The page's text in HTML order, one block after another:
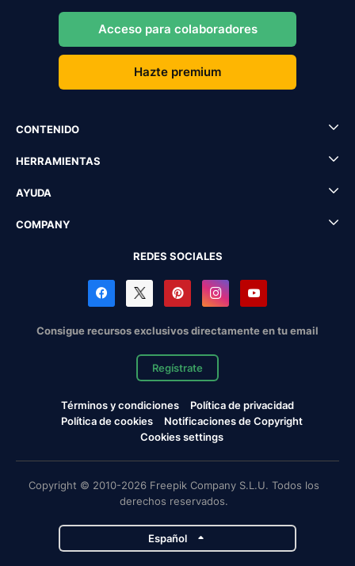
Acceso para colaboradores
Hazte premium
CONTENIDO
HERRAMIENTAS
AYUDA
COMPANY
REDES SOCIALES
Consigue recursos exclusivos directamente en tu email
Regístrate
Términos y condiciones
Política de privacidad
Política de cookies
Notificaciones de Copyright
Cookies settings
Copyright © 2010-2026 Freepik Company S.L.U. Todos los
derechos reservados.
Español